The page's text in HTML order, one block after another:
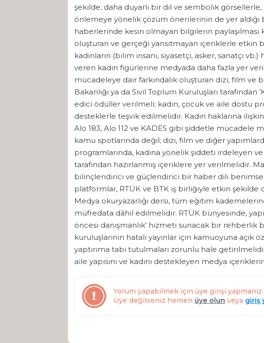
şekilde; daha duyarlı bir dil ve sembolik görsellerle,
önlemeye yönelik çözüm önerilerinin de yer aldığı
haberlerinde kesin olmayan bilgilerin paylaşılması
oluşturan ve gerçeği yansıtmayan içeriklerle etkin
kadınların (bilim insanı, siyasetçi, asker, sanatçı
veren kadın figürlerine medyada daha fazla yer
mücadeleye dair farkındalık oluşturan dizi, film ve
Bakanlığı ya da Sivil Toplum Kuruluşları tarafından
edici ödüller verilmeli; kadın, çocuk ve aile dostu
desteklerle teşvik edilmelidir. Kadın haklarına ilişkin
Alo 183, Alo 112 ve KADES gibi şiddetle mücadele
kamu spotlarında değil; dizi, film ve diğer
programlarında, kadına yönelik şiddeti irdeleyen
tarafından hazırlanmış içeriklere yer verilmelidir.
bilinçlendirici ve güçlendirici bir haber dili
platformlar, RTÜK ve BTK iş birliğiyle etkin
Medya okuryazarlığı dersi, tüm eğitim
müfredata dâhil edilmelidir. RTÜK bünyesinde,
öncesi danışmanlık’ hizmeti sunacak bir rehberlik
kuruluşlarının hatalı yayınlar için kamuoyuna açık
yaptırıma tabi tutulmaları zorunlu hale getirilmelidir.
aile yapısını ve kadını destekleyen medya
Yorum yapabilmek için üye girişi
Üye değilseniz hemen üye olun veya giriş